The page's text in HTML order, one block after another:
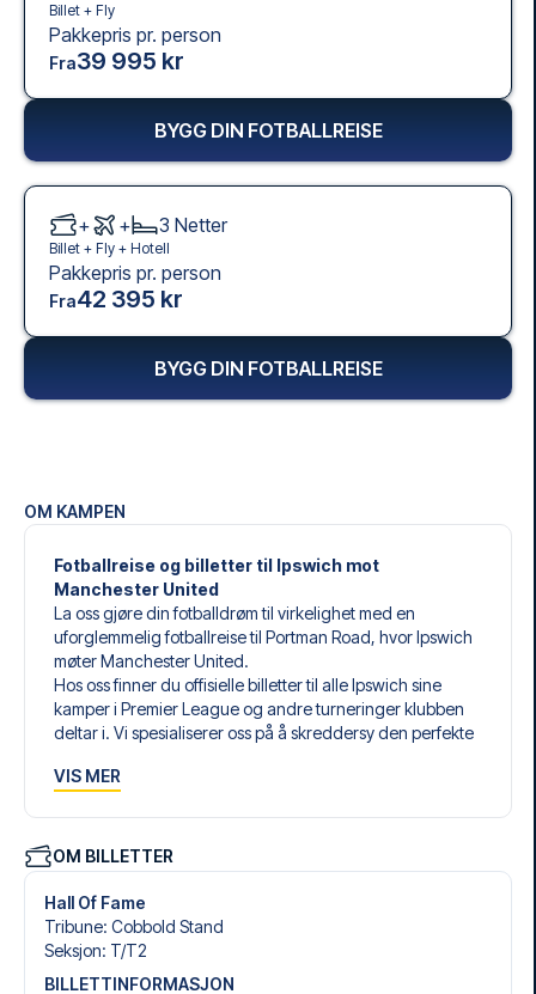
OM KAMPEN
Fotballreise og billetter til Ipswich mot
Manchester United
La oss gjøre din fotballdrøm til virkelighet med en
uforglemmelig fotballreise til Portman Road, hvor Ipswich
møter Manchester United.
Hos oss finner du offisielle billetter til alle Ipswich sine
kamper i Premier League og andre turneringer klubben
deltar i. Vi spesialiserer oss på å skreddersy den perfekte
behov.
sammen din egen fotballpakke, tilpasset dine preferanser.
Velg blant et bredt utvalg av fotballbilletter, nøye utvalgte
hoteller for enhver smak og budsjett, samt fleksible fly som
passer deg best.
Når du velger billettype, kan du se hvilken seksjon du skal
VIS MER
OM BILLETTER
Hall Of Fame
Tribune: Cobbold Stand
Seksjon: T/​T2
BILLETTINFORMASJON
Billet + Fly
Pakkepris pr. person
Fra39 995 kr
BYGG DIN FOTBALLREISE
+ + 3 Netter
Billet + Fly + Hotell
Pakkepris pr. person
Fra42 395 kr
BYGG DIN FOTBALLREISE